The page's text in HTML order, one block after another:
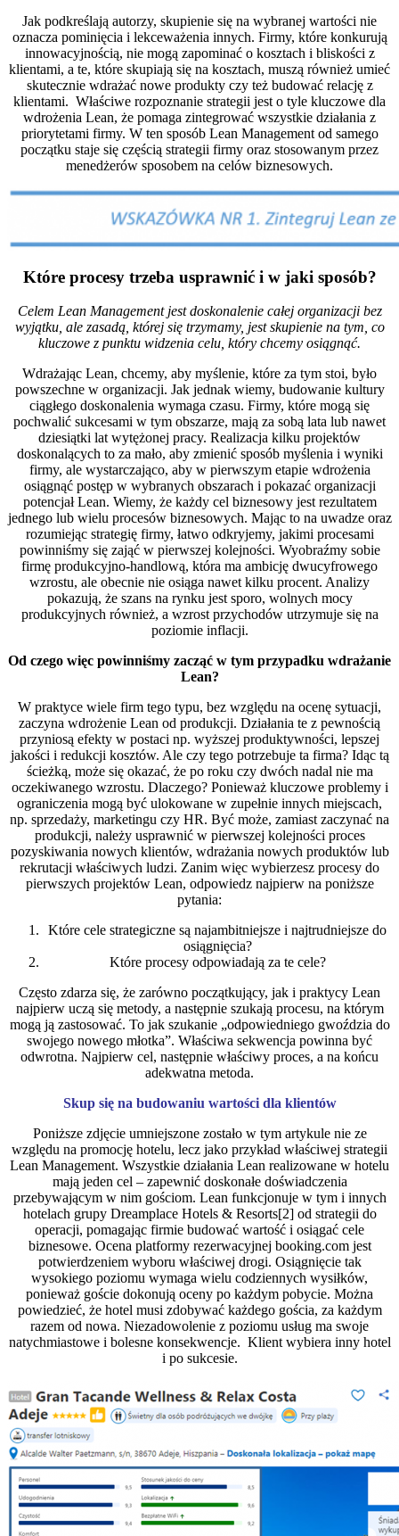
Jak podkreślają autorzy, skupienie się na wybranej wartości nie
oznacza pominięcia i lekceważenia innych. Firmy, które konkurują
innowacyjnością, nie mogą zapominać o kosztach i bliskości z
klientami, a te, które skupiają się na kosztach, muszą również umieć
skutecznie wdrażać nowe produkty czy też budować relację z
klientami. Właściwe rozpoznanie strategii jest o tyle kluczowe dla
wdrożenia Lean, że pomaga zintegrować wszystkie działania z
priorytetami firmy. W ten sposób Lean Management od samego
początku staje się częścią strategii firmy oraz stosowanym przez
menedżerów sposobem na celów biznesowych.
Które procesy trzeba usprawnić i w jaki sposób?
Celem Lean Management jest doskonalenie całej organizacji bez
wyjątku, ale zasadą, której się trzymamy, jest skupienie na tym, co
kluczowe z punktu widzenia celu, który chcemy osiągnąć.
Wdrażając Lean, chcemy, aby myślenie, które za tym stoi, było
powszechne w organizacji. Jak jednak wiemy, budowanie kultury
ciągłego doskonalenia wymaga czasu. Firmy, które mogą się
pochwalić sukcesami w tym obszarze, mają za sobą lata lub nawet
dziesiątki lat wytężonej pracy. Realizacja kilku projektów
doskonalących to za mało, aby zmienić sposób myślenia i wyniki
firmy, ale wystarczająco, aby w pierwszym etapie wdrożenia
osiągnąć postęp w wybranych obszarach i pokazać organizacji
potencjał Lean. Wiemy, że każdy cel biznesowy jest rezultatem
jednego lub wielu procesów biznesowych. Mając to na uwadze oraz
rozumiejąc strategię firmy, łatwo odkryjemy, jakimi procesami
powinniśmy się zająć w pierwszej kolejności. Wyobraźmy sobie
firmę produkcyjno-handlową, która ma ambicję dwucyfrowego
wzrostu, ale obecnie nie osiąga nawet kilku procent. Analizy
pokazują, że szans na rynku jest sporo, wolnych mocy
produkcyjnych również, a wzrost przychodów utrzymuje się na
poziomie inflacji.
Od czego więc powinniśmy zacząć w tym przypadku wdrażanie
Lean?
W praktyce wiele firm tego typu, bez względu na ocenę sytuacji,
zaczyna wdrożenie Lean od produkcji. Działania te z pewnością
przyniosą efekty w postaci np. wyższej produktywności, lepszej
jakości i redukcji kosztów. Ale czy tego potrzebuje ta firma? Idąc tą
ścieżką, może się okazać, że po roku czy dwóch nadal nie ma
oczekiwanego wzrostu. Dlaczego? Ponieważ kluczowe problemy i
ograniczenia mogą być ulokowane w zupełnie innych miejscach,
np. sprzedaży, marketingu czy HR. Być może, zamiast zaczynać na
produkcji, należy usprawnić w pierwszej kolejności proces
pozyskiwania nowych klientów, wdrażania nowych produktów lub
rekrutacji właściwych ludzi. Zanim więc wybierzesz procesy do
pierwszych projektów Lean, odpowiedz najpierw na poniższe
pytania:
Które cele strategiczne są najambitniejsze i najtrudniejsze do
osiągnięcia?
Które procesy odpowiadają za te cele?
Często zdarza się, że zarówno początkujący, jak i praktycy Lean
najpierw uczą się metody, a następnie szukają procesu, na którym
mogą ją zastosować. To jak szukanie „odpowiedniego gwoździa do
swojego nowego młotka”. Właściwa sekwencja powinna być
odwrotna. Najpierw cel, następnie właściwy proces, a na końcu
adekwatna metoda.
Skup się na budowaniu wartości dla klientów
Poniższe zdjęcie umniejszone zostało w tym artykule nie ze
względu na promocję hotelu, lecz jako przykład właściwej strategii
Lean Management. Wszystkie działania Lean realizowane w hotelu
mają jeden cel – zapewnić doskonałe doświadczenia
przebywającym w nim gościom. Lean funkcjonuje w tym i innych
hotelach grupy Dreamplace Hotels & Resorts[2] od strategii do
operacji, pomagając firmie budować wartość i osiągać cele
biznesowe. Ocena platformy rezerwacyjnej booking.com jest
potwierdzeniem wyboru właściwej drogi. Osiągnięcie tak
wysokiego poziomu wymaga wielu codziennych wysiłków,
ponieważ goście dokonują oceny po każdym pobycie. Można
powiedzieć, że hotel musi zdobywać każdego gościa, za każdym
razem od nowa. Niezadowolenie z poziomu usług ma swoje
natychmiastowe i bolesne konsekwencje. Klient wybiera inny hotel
i po sukcesie.